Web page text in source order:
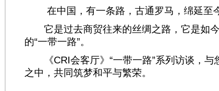
在中国，有一条路，古通罗马，绵延至
它是过去商贸往来的丝绸之路，它是如
的“一带一路”。
《CRI会客厅》“一带一路”系列访谈，与
之中，共同筑梦和平与繁荣。